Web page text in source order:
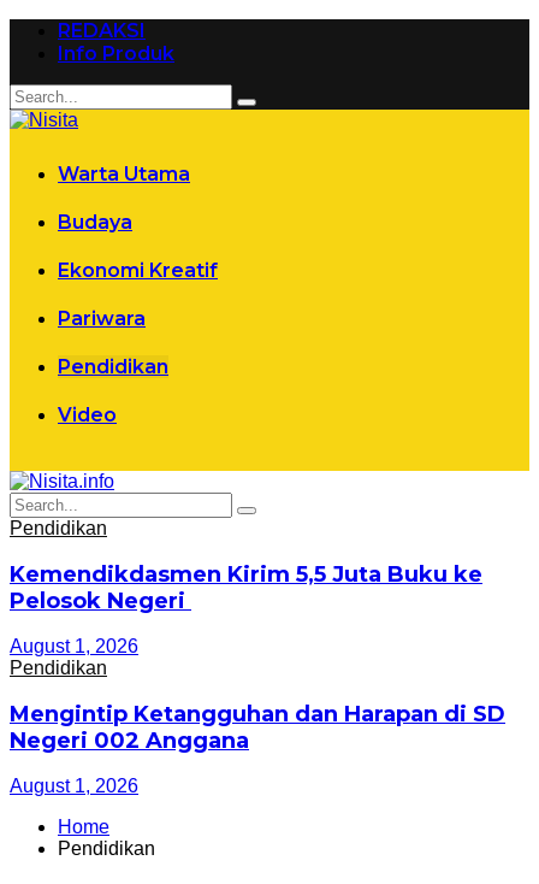
REDAKSI
Info Produk
Warta Utama
Budaya
Ekonomi Kreatif
Pariwara
Pendidikan
Video
Pendidikan
Kemendikdasmen Kirim 5,5 Juta Buku ke
Pelosok Negeri
August 1, 2026
Pendidikan
Mengintip Ketangguhan dan Harapan di SD
Negeri 002 Anggana
August 1, 2026
Home
Pendidikan